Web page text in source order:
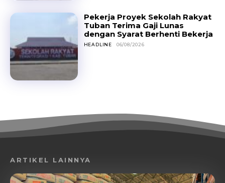
Pekerja Proyek Sekolah Rakyat
Tuban Terima Gaji Lunas
dengan Syarat Berhenti Bekerja
HEADLINE 06/08/2026
ARTIKEL LAINNYA